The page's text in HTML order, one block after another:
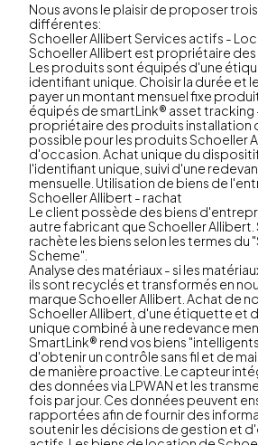
Nous avons le plaisir de proposer
différentes:
Schoeller Allibert Services actifs -
Schoeller Allibert est propriétaire
Les produits sont équipés d'une
identifiant unique. Choisir la durée et
payer un montant mensuel fixe
équipés de smartLink® asset tracking
propriétaire des produits installation
possible pour les produits Schoeller
d'occasion. Achat unique du
l'identifiant unique, suivi d'une
mensuelle. Utilisation de biens de
Schoeller Allibert - rachat
Le client possède des biens
autre fabricant que Schoeller
rachète les biens selon les termes du
Scheme".
Analyse des matériaux - si les
ils sont recyclés et transformés en
marque Schoeller Allibert. Achat de
Schoeller Allibert, d'une étiquette et
unique combiné à une redevance
SmartLink® rend vos biens
d'obtenir un contrôle sans fil et de
de manière proactive. Le capteur
des données via LPWAN et les
fois par jour. Ces données peuvent
rapportées afin de fournir des
soutenir les décisions de gestion et